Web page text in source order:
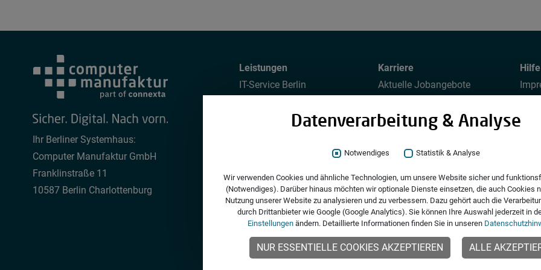
Datenverarbeitung & Analyse
Notwendiges Statistik & Analyse
Wir verwenden Cookies und ähnliche Technologien, um unsere Website sicher und
(Notwendiges). Darüber hinaus möchten wir optionale Dienste einsetzen, die auch Cookies
Nutzung unserer Website zu analysieren und zu verbessern. Dazu gehört auch die
durch Drittanbieter wie Google (Google Analytics). Sie können Ihre Auswahl jederzeit in
Einstellungenändern. Detaillierte Informationen finden Sie in unseren
NUR ESSENTIELLE COOKIES AKZEPTIEREN ALLE
Ihr Berliner Systemhaus:
Computer Manufaktur GmbH
Franklinstraße 11
10587 Berlin Charlottenburg
Leistungen
IT-Service Berlin
Karriere
Aktuelle Jobangebote
Wir als Arbeitgeber